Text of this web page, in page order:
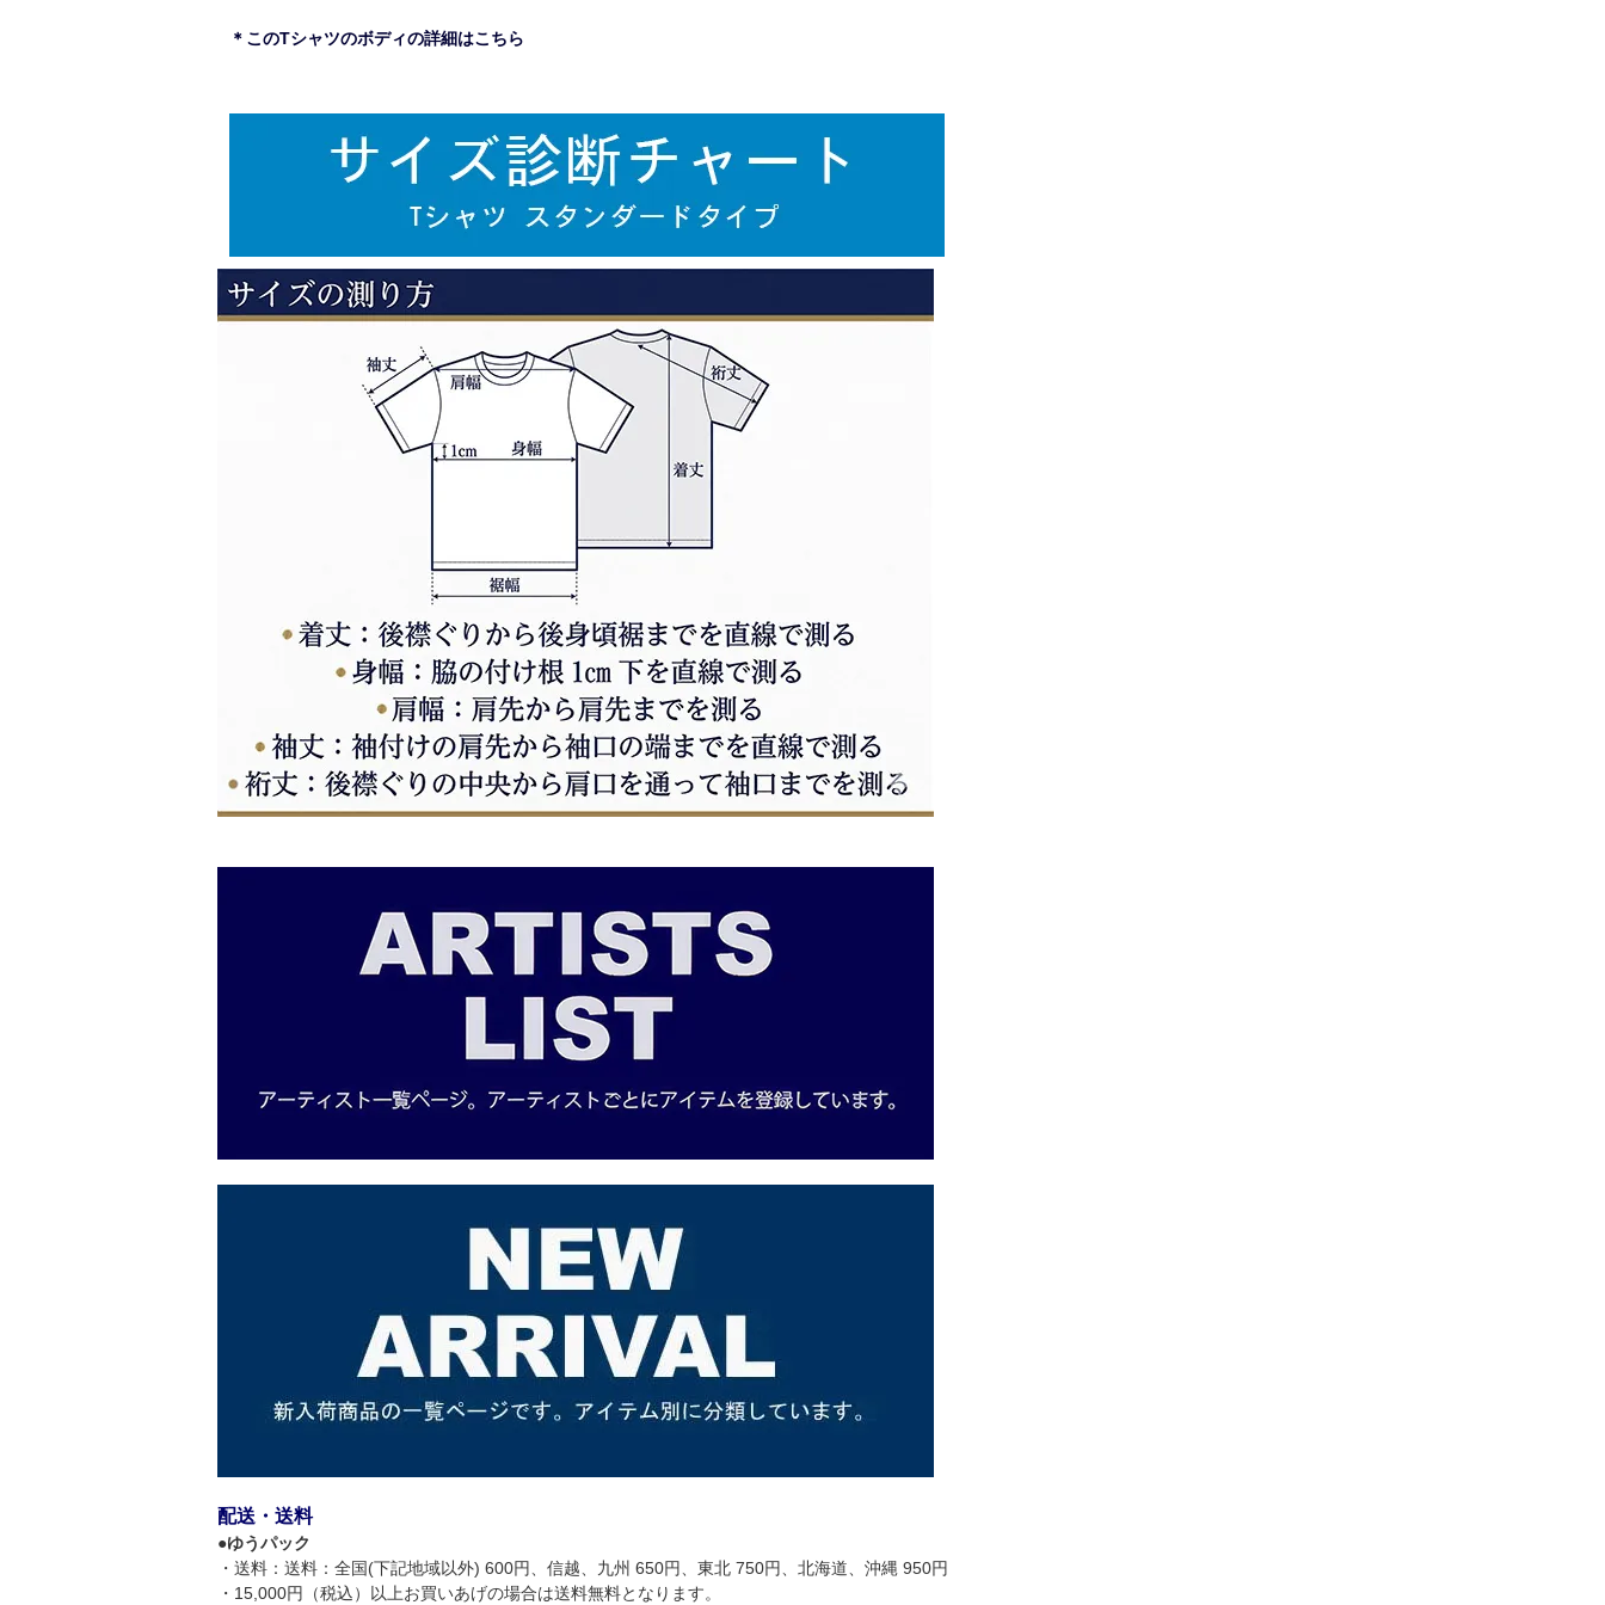
＊このTシャツのボディの詳細はこちら
配送・送料
●ゆうパック
・送料：送料：全国(下記地域以外) 600円、信越、九州 650円、東北 750円、北海道、沖縄 950円
・15,000円（税込）以上お買いあげの場合は送料無料となります。